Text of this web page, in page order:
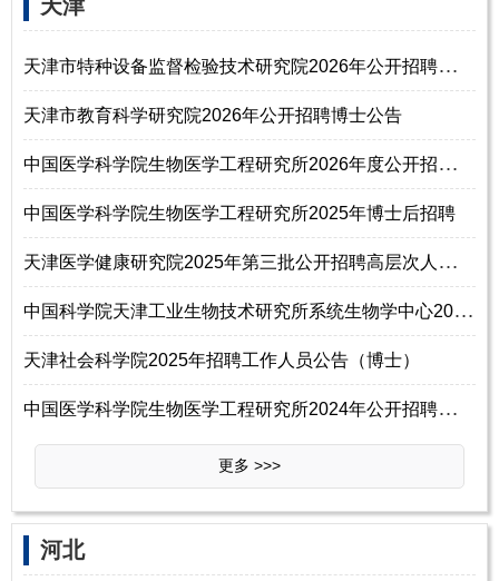
天津
天
津市特种设备监督检验技术研究院2026年公开招聘高层次人才公告
天津市教育科学研究院2026年公开招聘博士公告
中
国医学科学院生物医学工程研究所2026年度公开招聘人员公告
中国医学科学院生物医学工程研究所2025年博士后招聘
天
津医学健康研究院2025年第三批公开招聘高层次人才公告
中
国科学院天津工业生物技术研究所系统生物学中心2025年博士后招聘启事
天津社会科学院2025年招聘工作人员公告（博士）
中
国医学科学院生物医学工程研究所2024年公开招聘事业编制人员公告
更多 >>>
河北